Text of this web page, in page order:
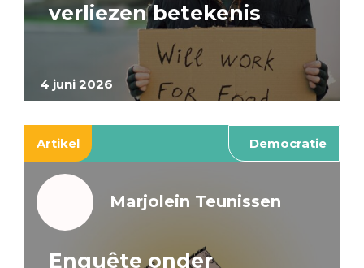
4 juni 2026
verliezen betekenis
Artikel Democratie
Marjolein Teunissen
Enquête onder